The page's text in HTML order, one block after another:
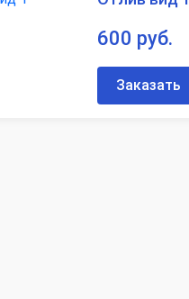
600 руб.
Заказать